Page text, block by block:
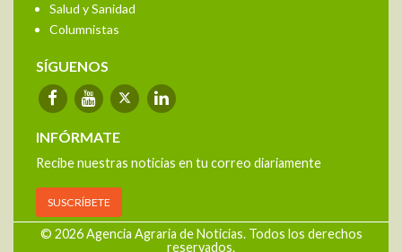
Salud y Sanidad
Columnistas
SÍGUENOS
INFÓRMATE
Recibe nuestras noticias en tu correo diariamente
SUSCRÍBETE
© 2026 Agencia Agraria de Noticias. Todos los derechos
reservados.